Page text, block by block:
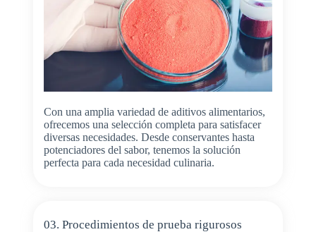
Con una amplia variedad de aditivos alimentarios,
ofrecemos una selección completa para satisfacer
diversas necesidades. Desde conservantes hasta
potenciadores del sabor, tenemos la solución
perfecta para cada necesidad culinaria.
03. Procedimientos de prueba rigurosos